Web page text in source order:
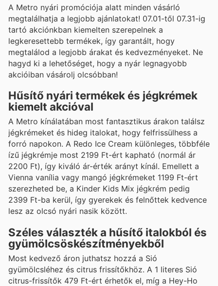
A Metro nyári promóciója alatt minden vásárló
megtalálhatja a legjobb ajánlatokat! 07.01-től 07.31-ig
tartó akciónkban kiemelten szerepelnek a
legkeresettebb termékek, így garantált, hogy
megtalálod a legjobb árakat és kedvezményeket. Ne
hagyd ki a lehetőséget, hogy a nyár legnagyobb
akcióiban vásárolj olcsóbban!
Hűsítő nyári termékek és jégkrémek
kiemelt akcióval
A Metro kínálatában most fantasztikus árakon találsz
jégkrémeket és hideg italokat, hogy felfrissülhess a
forró napokon. A Redo Ice Cream különleges, többféle
ízű jégkrémje most 2199 Ft-ért kapható (normál ár
2200 Ft), így kiváló ár-érték arányt kínál. Emellett a
Vienna vanília vagy mangó jégkrémeket 1199 Ft-ért
szerezheted be, a Kinder Kids Mix jégkrém pedig
2399 Ft-ba kerül, így gyerekek és felnőttek kedvence
lesz az olcsó nyári nasik között.
Széles választék a hűsítő italokból és
gyümölcsöskészítményekből
Most kedvező áron juthatsz hozzá a Sió
gyümölcsléhez és citrus frissítőkhöz. A 1 literes Sió
citrus-frissítők 479 Ft-ért érhetők el, míg a Hey-Ho